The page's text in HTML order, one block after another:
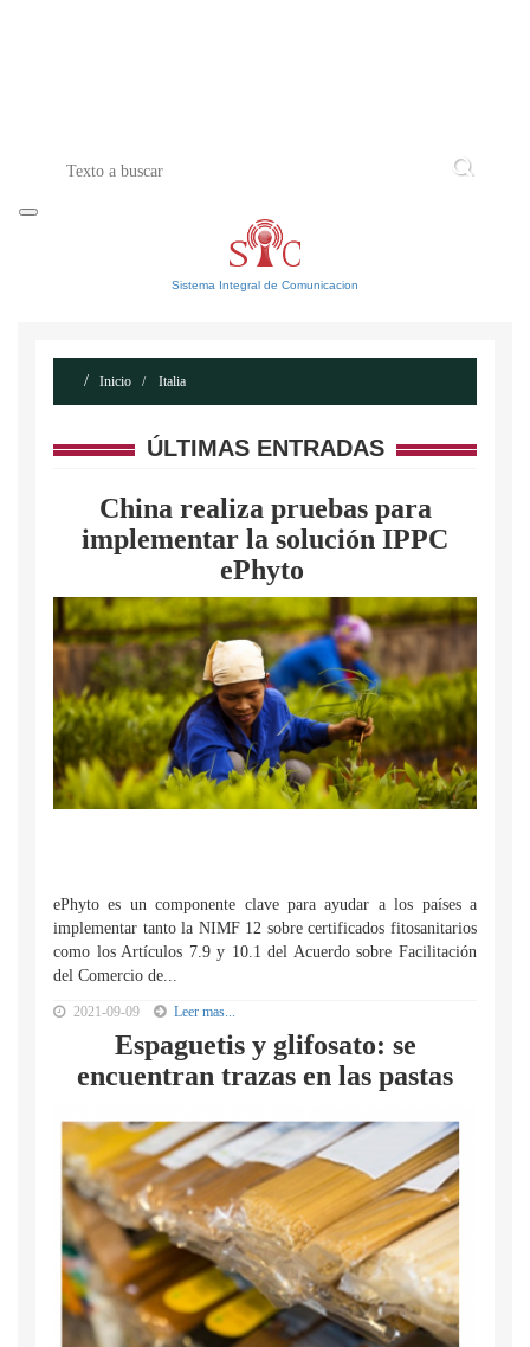
Sistema Integral de Comunicacion
Inicio Italia
ÚLTIMAS ENTRADAS
China realiza pruebas para
implementar la solución IPPC
ePhyto
ePhyto es un componente clave para ayudar a los países a
implementar tanto la NIMF 12 sobre certificados fitosanitarios
como los Artículos 7.9 y 10.1 del Acuerdo sobre Facilitación
del Comercio de...
2021-09-09 Leer mas...
Espaguetis y glifosato: se
encuentran trazas en las pastas